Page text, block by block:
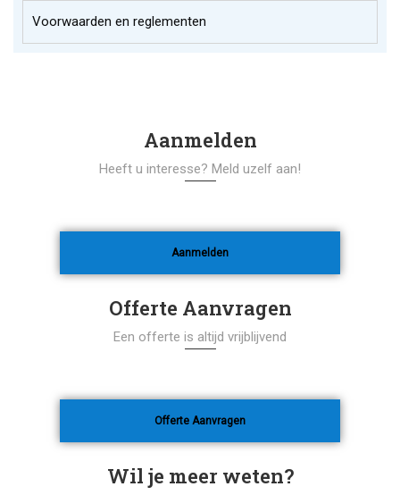
Voorwaarden en reglementen
Aanmelden
Heeft u interesse? Meld uzelf aan!
Aanmelden
Offerte Aanvragen
Een offerte is altijd vrijblijvend
Offerte Aanvragen
Wil je meer weten?